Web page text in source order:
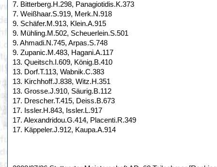
7. Bitterberg.H.298, Panagiotidis.K.373
7. Weißhaar.S.919, Merk.N.918
9. Schäfer.M.913, Klein.A.915
9. Mühling.M.502, Scheuerlein.S.501
9. Ahmadi.N.745, Arpas.S.748
9. Zupanic.M.483, Hagani.A.117
13. Queitsch.I.609, König.B.410
13. Dorf.T.113, Wabnik.C.383
13. Kirchhoff.J.838, Witz.H.351
13. Grosse.J.910, Säurig.B.112
17. Drescher.T.415, Deiss.B.673
17. Issler.H.843, Issler.L.917
17. Alexandridou.G.414, Placenti.R.349
17. Käppeler.J.912, Kaupa.A.914